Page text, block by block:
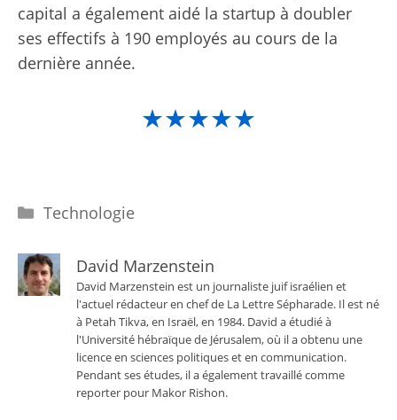
capital a également aidé la startup à doubler
ses effectifs à 190 employés au cours de la
dernière année.
★★★★★
Catégories
Technologie
David Marzenstein
David Marzenstein est un journaliste juif israélien et
l'actuel rédacteur en chef de La Lettre Sépharade. Il est né
à Petah Tikva, en Israël, en 1984. David a étudié à
l'Université hébraïque de Jérusalem, où il a obtenu une
licence en sciences politiques et en communication.
Pendant ses études, il a également travaillé comme
reporter pour Makor Rishon.